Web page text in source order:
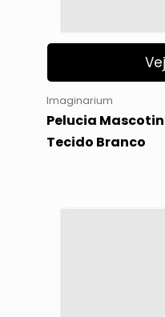
Imaginarium
Pelucia
Tecido Branco